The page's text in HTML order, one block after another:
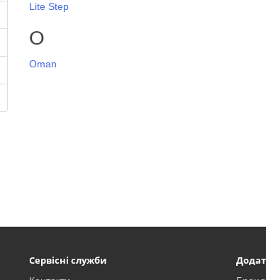
Lite Step
O
Oman
Сервісні служби